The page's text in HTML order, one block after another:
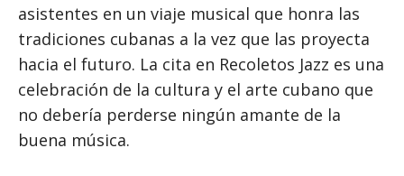
asistentes en un viaje musical que honra las
tradiciones cubanas a la vez que las proyecta
hacia el futuro. La cita en Recoletos Jazz es una
celebración de la cultura y el arte cubano que
no debería perderse ningún amante de la
buena música.